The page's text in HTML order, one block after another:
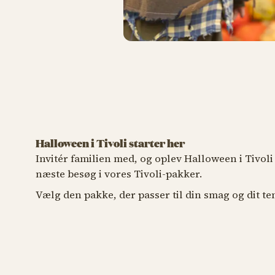
Halloween i Tivoli starter her
Invitér familien med, og oplev Halloween i
næste besøg i vores Tivoli-pakker.
Vælg den pakke, der passer til din smag og dit
Få den fulde Tivoli-oplevelse
ENTRÉ + TURPAS
Oplev hele Tivoli med Entré og Turpas
Få
Med